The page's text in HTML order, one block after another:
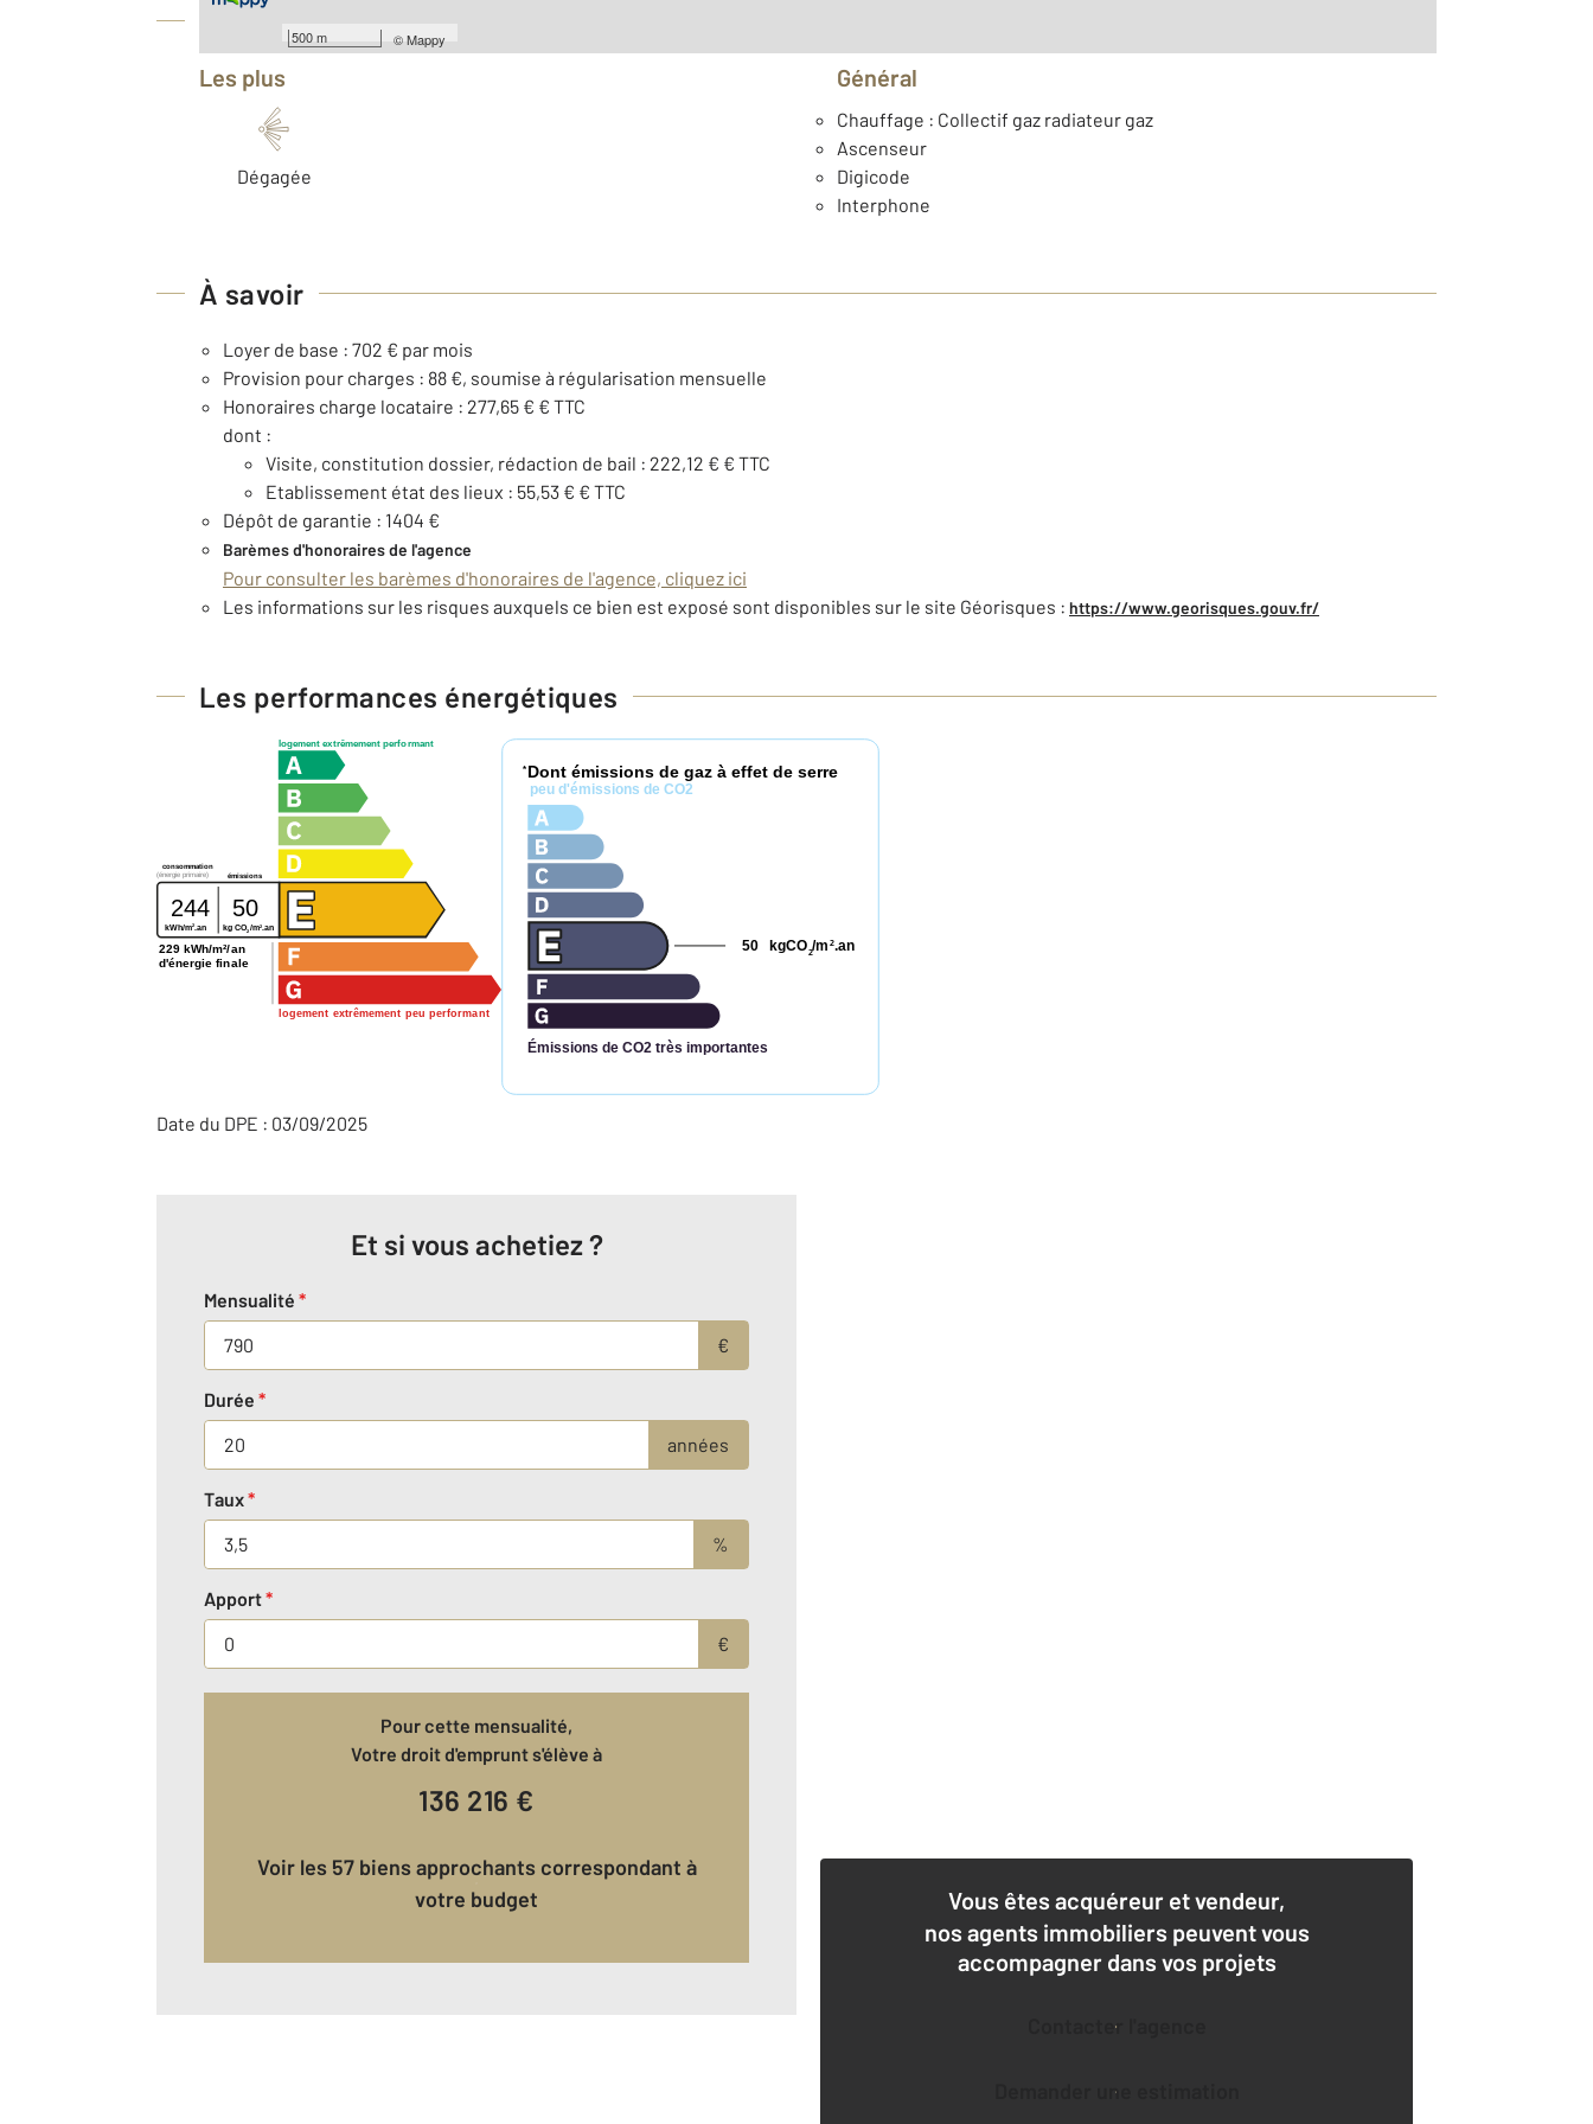
500 m ©Mappy
Les plus
Dégagée
Général
Chauffage : Collectif gaz radiateur gaz
Ascenseur
Digicode
Interphone
À savoir
Loyer de base : 702 € par mois
Provision pour charges : 88 €, soumise à régularisation mensuelle
Honoraires charge locataire : 277,65 € € TTC
dont :
Visite, constitution dossier, rédaction de bail : 222,12 € € TTC
Etablissement état des lieux : 55,53 € € TTC
Dépôt de garantie : 1404 €
Barèmes d'honoraires de l'agence
Pour consulter les barèmes d'honoraires de l'agence, cliquez ici
Les informations sur les risques auxquels ce bien est exposé sont disponibles sur le site Géorisques : https://www.georisques.gouv.fr/
Les performances énergétiques
logement extrêmement performant
logement extrêmement peu performant
consommation
émissions
(énergie primaire)
244 50
kWh/m2 .an kg CO2/m2 .an
229 kWh/m²/an
d'énergie finale
* Dont émissions de gaz à effet de serre
peu d'émissions de CO2
Émissions de CO2 très importantes
kgCO2/m 2.an
50
Date du DPE : 03/09/2025
Et si vous achetiez ?
Mensualité *
€
Durée *
années
Taux*
%
Apport*
€
Pour cette mensualité,
Votre droit d'emprunt s'élève à
136 216 €
Voir les 57 biens approchants correspondant à
votre budget
Vous êtes acquéreur et vendeur,
nos agents immobiliers peuvent vous
accompagner dans vos projets
Contacter l'agence
Demander une estimation